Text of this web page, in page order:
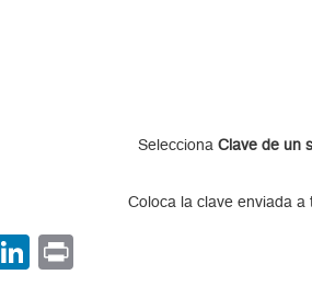
SeleccionaClave de un
Coloca la clave enviada
Facebook
LinkedIn